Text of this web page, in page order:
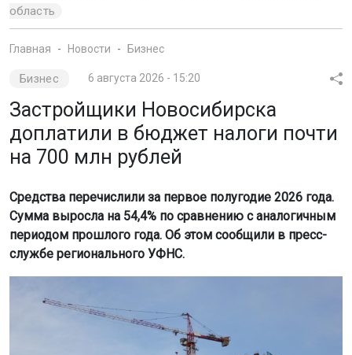
область
Главная Новости Бизнес
Бизнес 6 августа 2026 - 15:20
Застройщики Новосибирска
доплатили в бюджет налоги почти
на 700 млн рублей
Средства перечислили за первое полугодие 2026 года.
Сумма выросла на 54,4% по сравнению с аналогичным
периодом прошлого года. Об этом сообщили в пресс-
службе регионального УФНС.